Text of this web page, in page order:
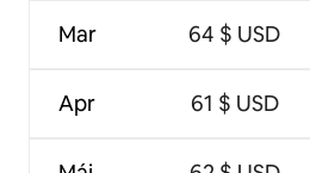
Mar
Apr
64 $ USD
61 $ USD